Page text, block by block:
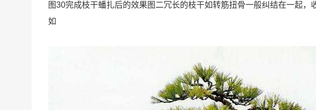
图30完成枝干蟠扎后的效果图二冗长的枝干如转筋扭骨一般纠结在一起
如